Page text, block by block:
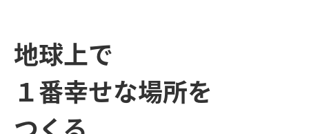
地球上で
１番幸せな場所を